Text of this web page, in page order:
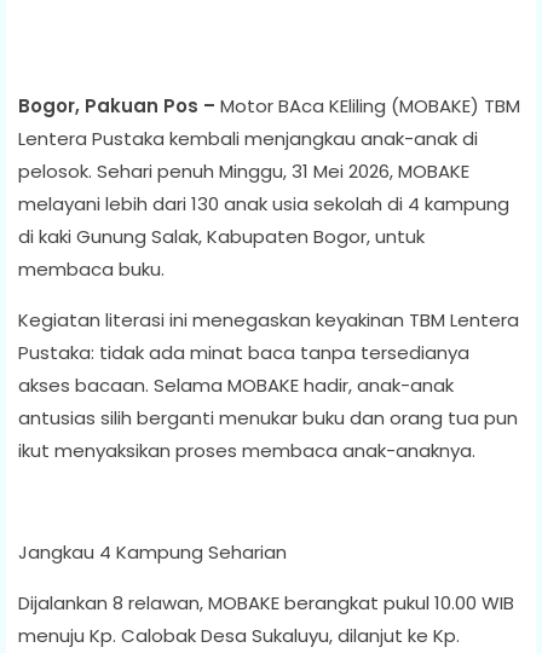
Bogor, Pakuan Pos – Motor BAca KEliling (MOBAKE) TBM
Lentera Pustaka kembali menjangkau anak-anak di
pelosok. Sehari penuh Minggu, 31 Mei 2026, MOBAKE
melayani lebih dari 130 anak usia sekolah di 4 kampung
di kaki Gunung Salak, Kabupaten Bogor, untuk
membaca buku.
Kegiatan literasi ini menegaskan keyakinan TBM Lentera
Pustaka: tidak ada minat baca tanpa tersedianya
akses bacaan. Selama MOBAKE hadir, anak-anak
antusias silih berganti menukar buku dan orang tua pun
ikut menyaksikan proses membaca anak-anaknya.
Jangkau 4 Kampung Seharian
Dijalankan 8 relawan, MOBAKE berangkat pukul 10.00 WIB
menuju Kp. Calobak Desa Sukaluyu, dilanjut ke Kp.